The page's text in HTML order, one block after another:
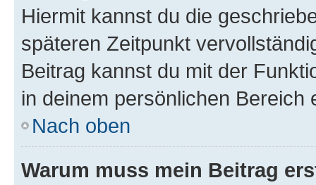
Hiermit kannst du die
späteren Zeitpunkt
Beitrag kannst du mit der
in deinem persönlichen Bereich
Nach oben
Warum muss mein Beitrag